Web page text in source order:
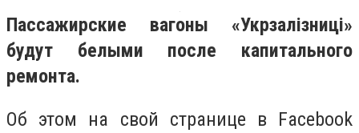
Пассажирские вагоны «Укрзалізниці»
будут белыми после капитального
ремонта.
Об этом на свой странице в Facebook